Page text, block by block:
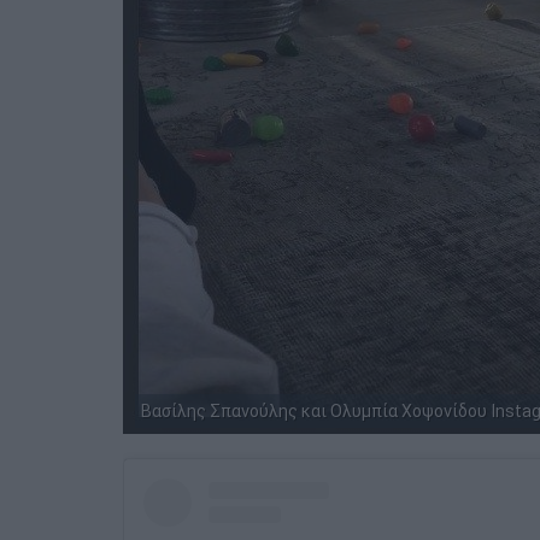
Βασίλης Σπανούλης και Ολυμπία Χοψονίδου